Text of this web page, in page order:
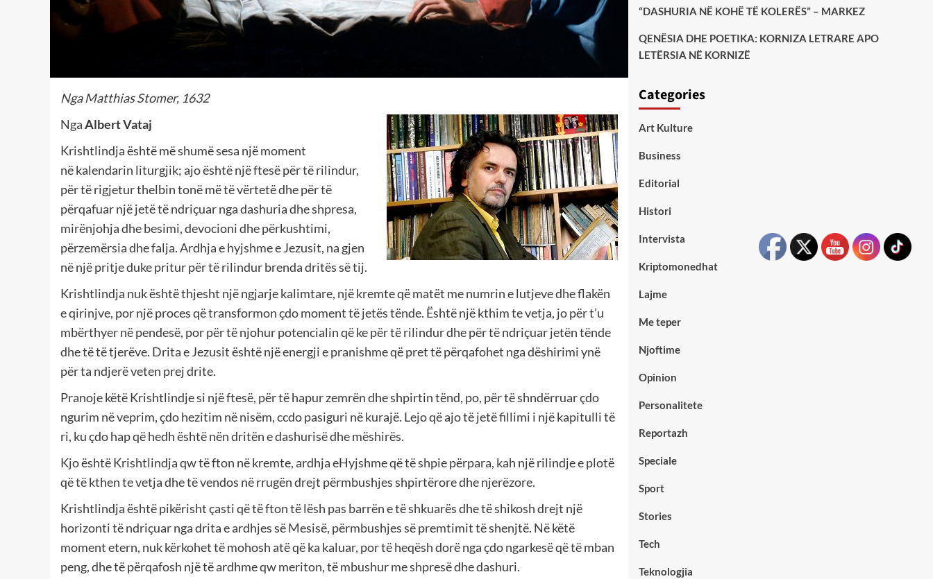
Nga Matthias Stomer, 1632
NgaAlbert Vataj
Krishtlindja është më shumë sesa një moment
në kalendarin liturgjik; ajo është një ftesë për të rilindur,
për të rigjetur thelbin tonë më të vërtetë dhe për të
përqafuar një jetë të ndriçuar nga dashuria dhe shpresa,
mirënjohja dhe besimi, devocioni dhe përkushtimi,
përzemërsia dhe falja. Ardhja e hyjshme e Jezusit, na gjen
në një pritje duke pritur për të rilindur brenda dritës së tij.
Krishtlindja nuk është thjesht një ngjarje kalimtare, një kremte që matët me numrin e lutjeve dhe flakën
e qirinjve, por një proces që transformon çdo moment të jetës tënde. Është një kthim te vetja, jo për t’u
mbërthyer në pendesë, por për të njohur potencialin që ke për të rilindur dhe për të ndriçuar jetën tënde
dhe të të tjerëve. Drita e Jezusit është një energji e pranishme që pret të përqafohet nga dëshirimi ynë
për ta ndjerë veten prej drite.
Pranoje këtë Krishtlindje si një ftesë, për të hapur zemrën dhe shpirtin tënd, po, për të shndërruar çdo
ngurim në veprim, çdo hezitim në nisëm, ccdo pasiguri në kurajë. Lejo që ajo të jetë fillimi i një kapitulli të
ri, ku çdo hap që hedh është nën dritën e dashurisë dhe mëshirës.
Kjo është Krishtlindja qw të fton në kremte, ardhja eHyjshme që të shpie përpara, kah një rilindje e plotë
që të kthen te vetja dhe të vendos në rrugën drejt përmbushjes shpirtërore dhe njerëzore.
Krishtlindja është pikërisht çasti që të fton të lësh pas barrën e të shkuarës dhe të shikosh drejt një
horizonti të ndriçuar nga drita e ardhjes së Mesisë, përmbushjes së premtimit të shenjtë. Në këtë
moment etern, nuk kërkohet të mohosh atë që ka kaluar, por të heqësh dorë nga çdo ngarkesë që të mban
peng, dhe të përqafosh një të ardhme qw meriton, të mbushur me shpresë dhe dashuri.
“DASHURIA NË KOHË TË KOLERËS” – MARKEZ
QENËSIA DHE POETIKA: KORNIZA LETRARE APO
LETËRSIA NË KORNIZË
Categories
Art Kulture
Business
Editorial
Histori
Intervista
Kriptomonedhat
Lajme
Me teper
Njoftime
Opinion
Personalitete
Reportazh
Speciale
Sport
Stories
Tech
Teknologjia